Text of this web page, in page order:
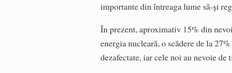
importante din întreaga lume să-şi
În prezent, aproximativ 15% din
energia nucleară, o scădere de la
dezafectate, iar cele noi au nevoie